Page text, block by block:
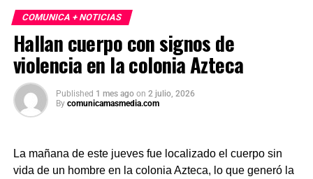
En otro tema, el secretario de Economía, Marcelo Ebrard,
aseguró que el Tratado entre México, Estados Unidos y
Canadá (T-MEC) se mantiene sin cambios y continúa
ofreciendo certidumbre a inversionistas, pese a los
procesos de revisión previstos. Por su parte, la presidenta
afirmó que el peso mexicano se mantiene estable frente
celebraciones en la capital.
COMUNICA + NOTICIAS
Hallan cuerpo con signos de
violencia en la colonia Azteca
Published 1 mes ago on 2 julio, 2026
By comunicamasmedia.com
La mañana de este jueves fue localizado el cuerpo sin
vida de un hombre en la colonia Azteca, lo que generó la